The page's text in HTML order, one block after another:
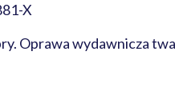
X
Oprawa wydawnicza